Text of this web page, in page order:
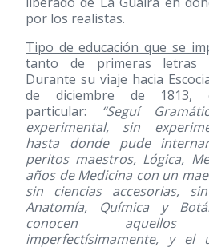
por los realistas.
Tipo de educación que se
tanto de primeras letras
Durante su viaje hacia
de diciembre de 1813,
particular:
“Seguí
experimental, sin
hasta donde pude
peritos maestros, Lógica,
años de Medicina con un
sin ciencias accesorias,
Anatomía, Química y
conocen
imperfectísimamente, y